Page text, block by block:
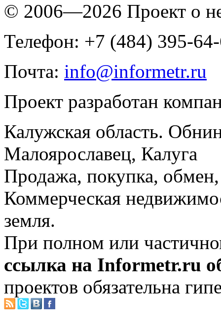
© 2006—2026 Проект о
Телефон: +7 (484) 395-
Почта: info@informetr.ru
Проект разработан
Калужская область.
Малоярославец, Калуга
Продажа, покупка, обмен,
Коммерческая
земля.
При полном или
ссылка на Informetr.ru
проектов обязательна